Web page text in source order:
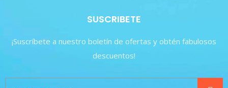
SUSCRIBETE
¡Suscríbete a nuestro boletín de ofertas y obtén fabulosos
descuentos!